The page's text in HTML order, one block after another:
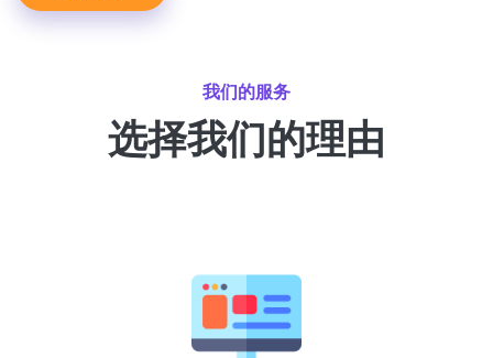
我们的服务
选择我们的理由